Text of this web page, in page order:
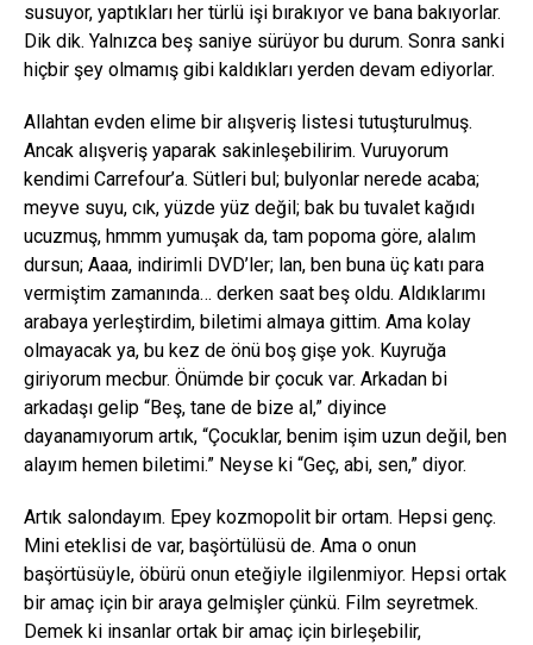
susuyor, yaptıkları her türlü işi bırakıyor ve bana bakıyorlar.
Dik dik. Yalnızca beş saniye sürüyor bu durum. Sonra sanki
hiçbir şey olmamış gibi kaldıkları yerden devam ediyorlar.
Allahtan evden elime bir alışveriş listesi tutuşturulmuş.
Ancak alışveriş yaparak sakinleşebilirim. Vuruyorum
kendimi Carrefour’a. Sütleri bul; bulyonlar nerede acaba;
meyve suyu, cık, yüzde yüz değil; bak bu tuvalet kağıdı
ucuzmuş, hmmm yumuşak da, tam popoma göre, alalım
dursun; Aaaa, indirimli DVD’ler; lan, ben buna üç katı para
vermiştim zamanında… derken saat beş oldu. Aldıklarımı
arabaya yerleştirdim, biletimi almaya gittim. Ama kolay
olmayacak ya, bu kez de önü boş gişe yok. Kuyruğa
giriyorum mecbur. Önümde bir çocuk var. Arkadan bi
arkadaşı gelip “Beş, tane de bize al,” diyince
dayanamıyorum artık, “Çocuklar, benim işim uzun değil, ben
alayım hemen biletimi.” Neyse ki “Geç, abi, sen,” diyor.
Artık salondayım. Epey kozmopolit bir ortam. Hepsi genç.
Mini eteklisi de var, başörtülüsü de. Ama o onun
başörtüsüyle, öbürü onun eteğiyle ilgilenmiyor. Hepsi ortak
bir amaç için bir araya gelmişler çünkü. Film seyretmek.
Demek ki insanlar ortak bir amaç için birleşebilir,